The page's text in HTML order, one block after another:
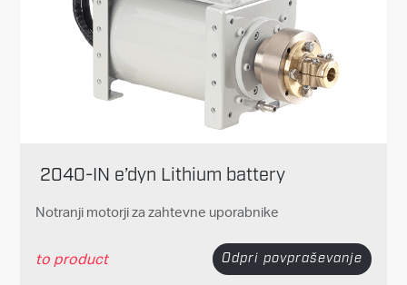
2040-IN e’dyn Lithium battery
Notranji motorji za zahtevne uporabnike
to product Odpri povpraševanje